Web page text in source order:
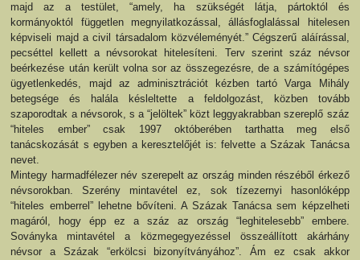
majd az a testület, “amely, ha szükségét látja, pártoktól és
kormányoktól független megnyilatkozással, állásfoglalással hitelesen
képviseli majd a civil társadalom közvéleményét.” Cégszerű aláírással,
pecséttel kellett a névsorokat hitelesíteni. Terv szerint száz névsor
beérkezése után került volna sor az összegezésre, de a számítógépes
ügyetlenkedés, majd az adminisztrációt kézben tartó Varga Mihály
betegsége és halála késleltette a feldolgozást, közben tovább
szaporodtak a névsorok, s a “jelöltek” közt leggyakrabban szereplő száz
“hiteles ember” csak 1997 októberében tarthatta meg első
tanácskozását s egyben a keresztelőjét is: felvette a Százak Tanácsa
nevet.
Mintegy harmadfélezer név szerepelt az ország minden részéből érkező
névsorokban. Szerény mintavétel ez, sok tízezernyi hasonlóképp
“hiteles emberrel” lehetne bővíteni. A Százak Tanácsa sem képzelheti
magáról, hogy épp ez a száz az ország “leghitelesebb” embere.
Soványka mintavétel a közmegegyezéssel összeállított akárhány
névsor a Százak “erkölcsi bizonyítványához”. Ám ez csak akkor